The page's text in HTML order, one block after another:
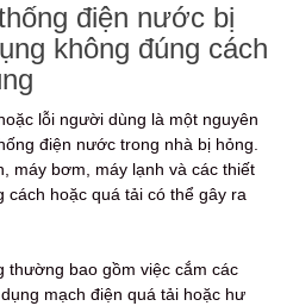
điện nước bị
không đúng cách
lỗi người dùng là một nguyên
điện nước trong nhà bị hỏng.
máy bơm, máy lạnh và các thiết
cách hoặc quá tải có thể gây ra
thường bao gồm việc cắm các
mạch điện quá tải hoặc hư